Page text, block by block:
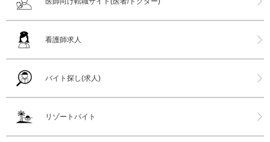
看護師求人
バイト探し(求人)
リゾートバイト